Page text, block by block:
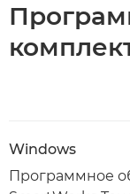
Windows
Программное